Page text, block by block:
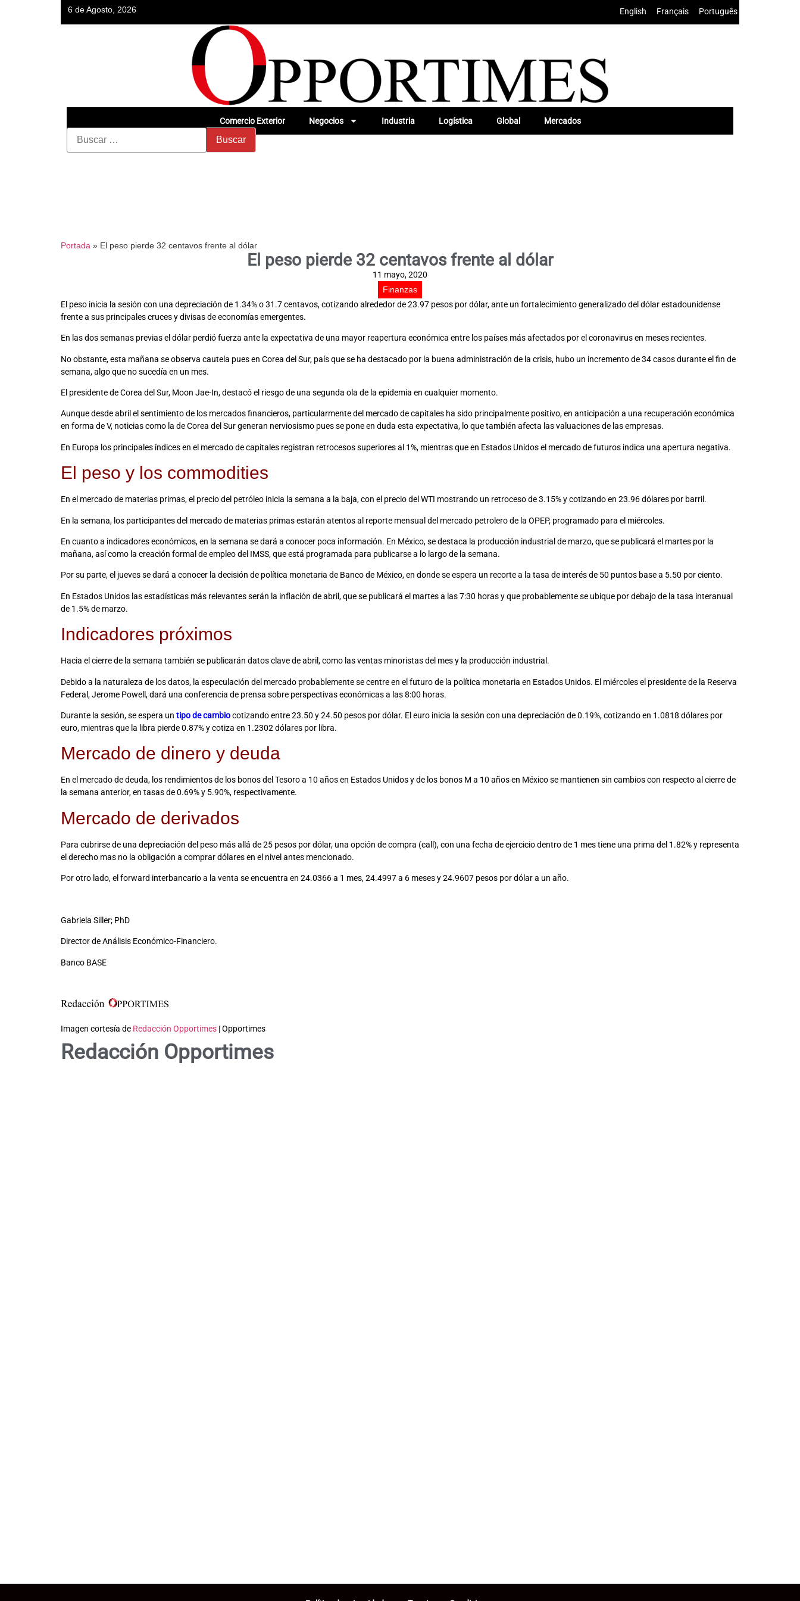
6 de Agosto, 2026 English Français Português
Comercio Exterior Negocios Industria Logística Global Mercados
Portada » El peso pierde 32 centavos frente al dólar
El peso pierde 32 centavos frente al dólar
11 mayo, 2020
Finanzas
El peso inicia la sesión con una depreciación de 1.34% o 31.7 centavos, cotizando alrededor de 23.97 pesos por dólar, ante un fortalecimiento generalizado del dólar estadounidense
frente a sus principales cruces y divisas de economías emergentes.
En las dos semanas previas el dólar perdió fuerza ante la expectativa de una mayor reapertura económica entre los países más afectados por el coronavirus en meses recientes.
No obstante, esta mañana se observa cautela pues en Corea del Sur, país que se ha destacado por la buena administración de la crisis, hubo un incremento de 34 casos durante el fin de
semana, algo que no sucedía en un mes.
El presidente de Corea del Sur, Moon Jae-In, destacó el riesgo de una segunda ola de la epidemia en cualquier momento.
Aunque desde abril el sentimiento de los mercados financieros, particularmente del mercado de capitales ha sido principalmente positivo, en anticipación a una recuperación económica
en forma de V, noticias como la de Corea del Sur generan nerviosismo pues se pone en duda esta expectativa, lo que también afecta las valuaciones de las empresas.
En Europa los principales índices en el mercado de capitales registran retrocesos superiores al 1%, mientras que en Estados Unidos el mercado de futuros indica una apertura negativa.
El peso y los commodities
En el mercado de materias primas, el precio del petróleo inicia la semana a la baja, con el precio del WTI mostrando un retroceso de 3.15% y cotizando en 23.96 dólares por barril.
En la semana, los participantes del mercado de materias primas estarán atentos al reporte mensual del mercado petrolero de la OPEP, programado para el miércoles.
En cuanto a indicadores económicos, en la semana se dará a conocer poca información. En México, se destaca la producción industrial de marzo, que se publicará el martes por la
mañana, así como la creación formal de empleo del IMSS, que está programada para publicarse a lo largo de la semana.
Por su parte, el jueves se dará a conocer la decisión de política monetaria de Banco de México, en donde se espera un recorte a la tasa de interés de 50 puntos base a 5.50 por ciento.
En Estados Unidos las estadísticas más relevantes serán la inflación de abril, que se publicará el martes a las 7:30 horas y que probablemente se ubique por debajo de la tasa interanual
de 1.5% de marzo.
Indicadores próximos
Hacia el cierre de la semana también se publicarán datos clave de abril, como las ventas minoristas del mes y la producción industrial.
Debido a la naturaleza de los datos, la especulación del mercado probablemente se centre en el futuro de la política monetaria en Estados Unidos. El miércoles el presidente de la Reserva
Federal, Jerome Powell, dará una conferencia de prensa sobre perspectivas económicas a las 8:00 horas.
Durante la sesión, se espera un tipo de cambiocotizando entre 23.50 y 24.50 pesos por dólar. El euro inicia la sesión con una depreciación de 0.19%, cotizando en 1.0818 dólares por
euro, mientras que la libra pierde 0.87% y cotiza en 1.2302 dólares por libra.
Mercado de dinero y deuda
En el mercado de deuda, los rendimientos de los bonos del Tesoro a 10 años en Estados Unidos y de los bonos M a 10 años en México se mantienen sin cambios con respecto al cierre de
la semana anterior, en tasas de 0.69% y 5.90%, respectivamente.
Mercado de derivados
Para cubrirse de una depreciación del peso más allá de 25 pesos por dólar, una opción de compra (call), con una fecha de ejercicio dentro de 1 mes tiene una prima del 1.82% y representa
el derecho mas no la obligación a comprar dólares en el nivel antes mencionado.
Por otro lado, el forward interbancario a la venta se encuentra en 24.0366 a 1 mes, 24.4997 a 6 meses y 24.9607 pesos por dólar a un año.
Gabriela Siller; PhD
Director de Análisis Económico-Financiero.
Banco BASE
Imagen cortesía de Redacción Opportimes | Opportimes
Redacción Opportimes